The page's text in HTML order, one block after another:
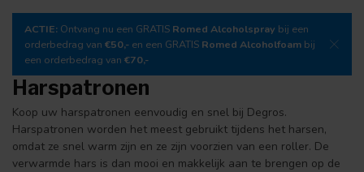
ACTIE: Ontvang nu een GRATIS Romed Alcoholspray bij een
orderbedrag van €50,- en een GRATIS Romed Alcoholfoam bij
een orderbedrag van €70,-
Harspatronen
Koop uw harspatronen eenvoudig en snel bij Degros.
Harspatronen worden het meest gebruikt tijdens het harsen,
omdat ze snel warm zijn en ze zijn voorzien van een roller. De
verwarmde hars is dan mooi en makkelijk aan te brengen op de